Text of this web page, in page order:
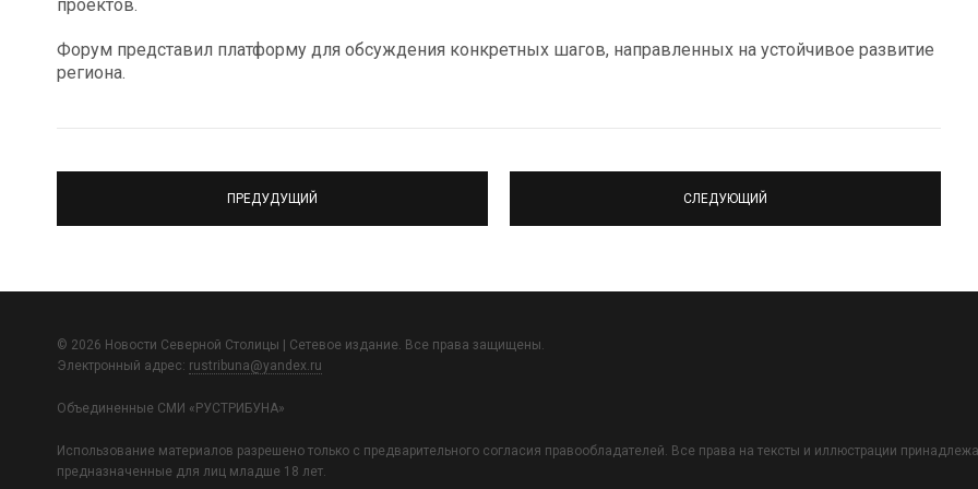
проектов.
Форум представил платформу для обсуждения конкретных шагов, направленных на устойчивое развитие
региона.
ПРЕДУДУЩИЙ СЛЕДУЮЩИЙ
© 2026 Новости Северной Столицы | Сетевое издание. Все права защищены.
Электронный адрес: rustribuna@yandex.ru
Объединенные СМИ «РУСТРИБУНА»
Использование материалов разрешено только с предварительного согласия правообладателей. Все права на тексты и иллюстрации
предназначенные для лиц младше 18 лет.